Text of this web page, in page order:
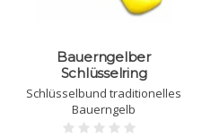
Bauerngelber
Schlüsselring
Schlüsselbund traditionelles
Bauerngelb